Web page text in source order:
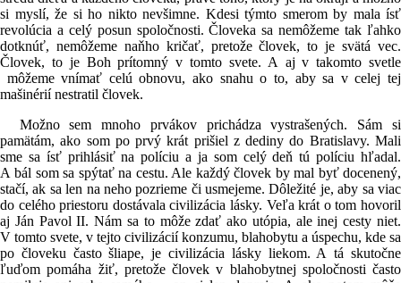
si myslí, že si ho nikto nevšimne. Kdesi týmto smerom by mala ísť
revolúcia a celý posun spoločnosti. Človeka sa nemôžeme tak ľahko
dotknúť, nemôžeme naňho kričať, pretože človek, to je svätá vec.
Človek, to je Boh prítomný v tomto svete. A aj v takomto svetle
môžeme vnímať celú obnovu, ako snahu o to, aby sa v celej tej
mašinérií nestratil človek.
Možno sem mnoho prvákov prichádza vystrašených. Sám si
pamätám, ako som po prvý krát prišiel z dediny do Bratislavy. Mali
sme sa ísť prihlásiť na políciu a ja som celý deň tú políciu hľadal.
A bál som sa spýtať na cestu. Ale každý človek by mal byť docenený,
stačí, ak sa len na neho pozrieme či usmejeme. Dôležité je, aby sa viac
do celého priestoru dostávala civilizácia lásky. Veľa krát o tom hovoril
aj Ján Pavol II. Nám sa to môže zdať ako utópia, ale inej cesty niet.
V tomto svete, v tejto civilizácií konzumu, blahobytu a úspechu, kde sa
po človeku často šliape, je civilizácia lásky liekom. A tá skutočne
ľuďom pomáha žiť, pretože človek v blahobytnej spoločnosti často